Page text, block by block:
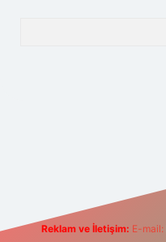
Reklam ve İletişim: E-mail: